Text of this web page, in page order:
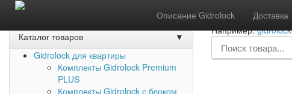
Описание Gidrolock Доставка
Каталог товаров
▼
Gidrolock для квартиры
Комплекты Gidrolock Premium
PLUS
Комплекты Gidrolock с блоком
Например:gidrolock